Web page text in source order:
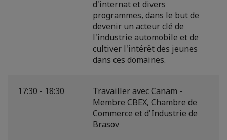
d'internat et divers
programmes, dans le but de
devenir un acteur clé de
l'industrie automobile et de
cultiver l'intérêt des jeunes
dans ces domaines.
17:30 - 18:30
Travailler avec Canam -
Membre CBEX, Chambre de
Commerce et d'Industrie de
Brasov